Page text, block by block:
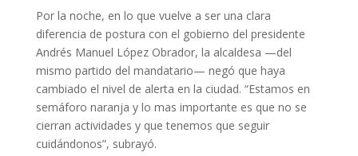
Por la noche, en lo que vuelve a ser una clara
diferencia de postura con el gobierno del presidente
Andrés Manuel López Obrador, la alcaldesa —del
mismo partido del mandatario— negó que haya
cambiado el nivel de alerta en la ciudad. “Estamos en
semáforo naranja y lo mas importante es que no se
cierran actividades y que tenemos que seguir
cuidándonos”, subrayó.